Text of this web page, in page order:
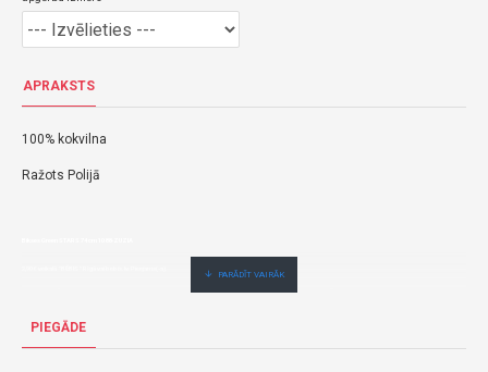
APRAKSTS
100% kokvilna
Ražots Polijā
PIEGĀDE